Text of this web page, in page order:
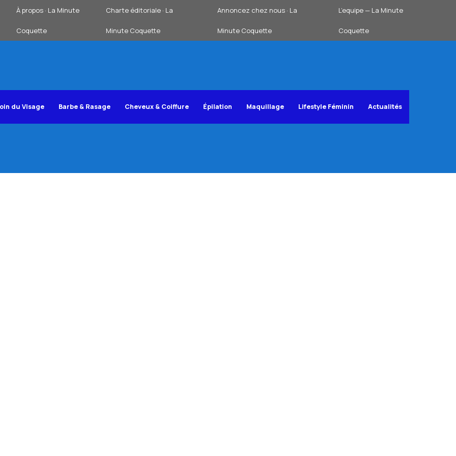
À propos · La Minute
Coquette
Charte éditoriale · La
Minute Coquette
Annoncez chez nous · La
Minute Coquette
L’equipe — La Minute
Coquette
du Visage Barbe & Rasage Cheveux & Coiffure Épilation Maquillage Lifestyle Féminin Actualités